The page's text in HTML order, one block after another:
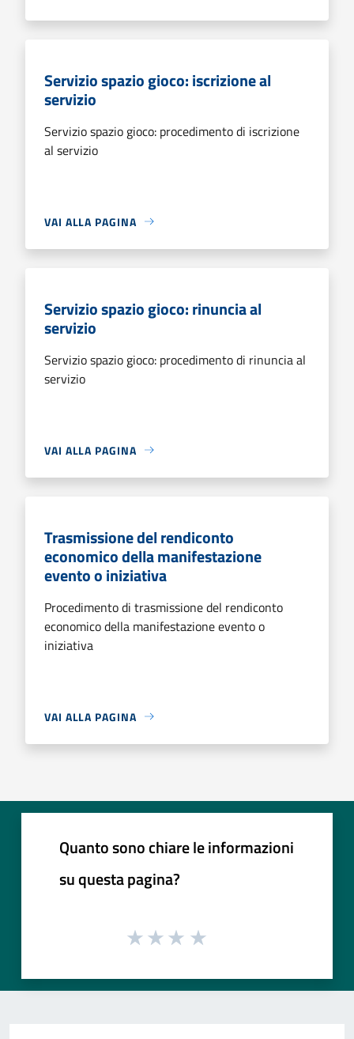
Servizio spazio gioco: iscrizione al
servizio
Servizio spazio gioco: procedimento di iscrizione
al servizio
VAI ALLA PAGINA
Servizio spazio gioco: rinuncia al
servizio
Servizio spazio gioco: procedimento di rinuncia al
servizio
VAI ALLA PAGINA
Trasmissione del rendiconto
economico della manifestazione
evento o iniziativa
Procedimento di trasmissione del rendiconto
economico della manifestazione evento o
iniziativa
VAI ALLA PAGINA
Quanto sono chiare le informazioni
su questa pagina?